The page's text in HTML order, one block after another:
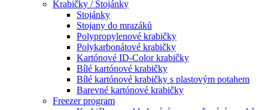
Krabičky / Stojánky
Stojánky
Stojany do mrazáků
Polypropylenové krabičky
Polykarbonátové krabičky
Kartónové ID-Color krabičky
Bílé kartónové krabičky
Bílé kartónové krabičky s plastovým potahem
Barevné kartónové krabičky
Freezer program